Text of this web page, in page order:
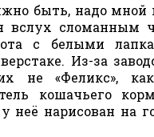
быть, надо мной
вслух сломанным
с белыми
Из-за
не «Феликс»,
кошачьего
неё нарисован на